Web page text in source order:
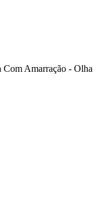
Amarração - Olha